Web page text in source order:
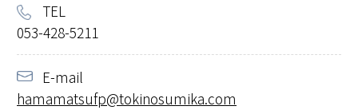
TEL
053-428-5211
E-mail
hamamatsufp@tokinosumika.com